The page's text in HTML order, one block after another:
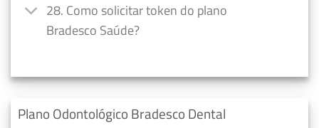
28. Como solicitar token do plano
Bradesco Saúde?
Plano Odontológico Bradesco Dental